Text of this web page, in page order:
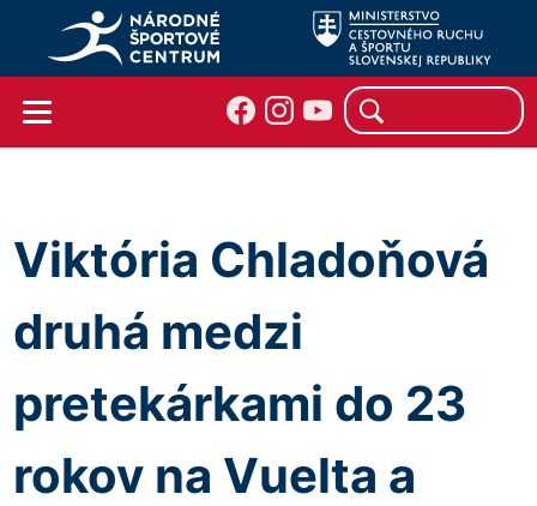
Viktória Chladoňová
druhá medzi
pretekárkami do 23
rokov na Vuelta a